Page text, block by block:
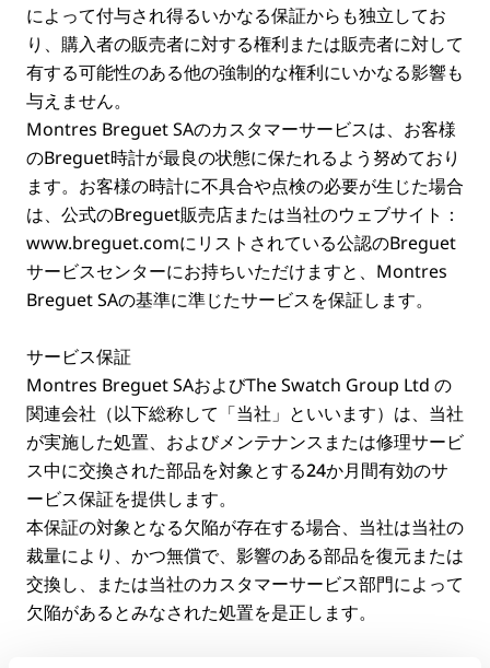
によって付与され得るいかなる保証からも独立してお
り、購入者の販売者に対する権利または販売者に対して
有する可能性のある他の強制的な権利にいかなる影響も
与えません。
Montres Breguet SAのカスタマーサービスは、お客様
のBreguet時計が最良の状態に保たれるよう努めており
ます。お客様の時計に不具合や点検の必要が生じた場合
は、公式のBreguet販売店または当社のウェブサイト：
www.breguet.comにリストされている公認のBreguet
サービスセンターにお持ちいただけますと、Montres
Breguet SAの基準に準じたサービスを保証します。
サービス保証
Montres Breguet SAおよびThe Swatch Group Ltd の
関連会社（以下総称して「当社」といいます）は、当社
が実施した処置、およびメンテナンスまたは修理サービ
ス中に交換された部品を対象とする24か月間有効のサ
ービス保証を提供します。
本保証の対象となる欠陥が存在する場合、当社は当社の
裁量により、かつ無償で、影響のある部品を復元または
交換し、または当社のカスタマーサービス部門によって
欠陥があるとみなされた処置を是正します。